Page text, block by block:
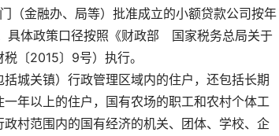
金融办、局等）批准成立的小额贷款公司按年
具体政策口径按照《财政部　国家税务总局关于
〔2015〕9号）执行。
城关镇）行政管理区域内的住户，还包括长期
年以上的住户，国有农场的职工和农村个体工
村范围内的国有经济的机关、团体、学校、企